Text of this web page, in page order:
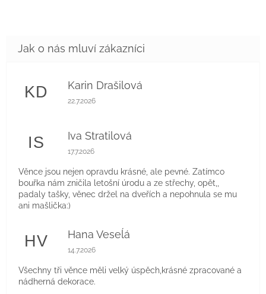
KD Karin Drašilová
Hodnocení obchodu je 5 z 5 hvězdiček.
22.7.2026
IS Iva Stratilová
Hodnocení obchodu je 5 z 5 hvězdiček.
17.7.2026
Věnce jsou nejen opravdu krásné, ale pevné. Zatímco
bouřka nám zničila letošní úrodu a ze střechy, opět,,
padaly tašky, věnec držel na dveřích a nepohnula se mu
ani mašlička:)
HV Hana Veseĺá
Hodnocení obchodu je 5 z 5 hvězdiček.
14.7.2026
Všechny tři věnce měli velký úspěch,krásné zpracované a
nádherná dekorace.